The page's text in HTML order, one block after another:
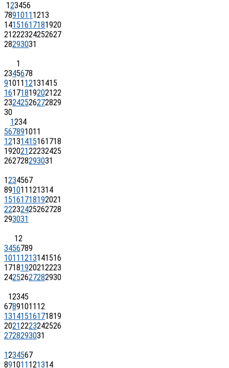
123456
7891011 1213
14151617181920
21222324252627
28293031
1
2345678
91011 12131415
16171819202122
23242526272829
30
1234
567891011
12131415161718
19202122232425
262728293031
1234567
891011 121314
15161718192021
22232425262728
293031
12
3456789
1011 1213141516
17181920212223
24252627282930
12345
67891011 12
13141516171819
20212223242526
2728293031
1234567
891011 121314